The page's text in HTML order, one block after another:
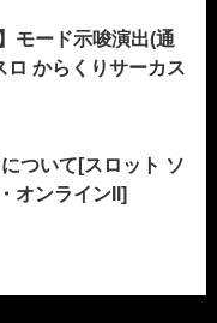
モード示唆演出(通
ロ からくりサーカス
ついて[スロット ソ
オンラインII]